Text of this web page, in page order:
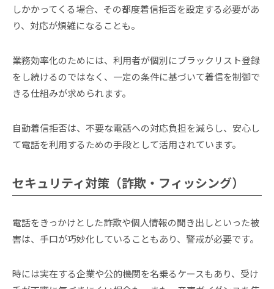
しかかってくる場合、その都度着信拒否を設定する必要があ
り、対応が煩雑になることも。
業務効率化のためには、利用者が個別にブラックリスト登録
をし続けるのではなく、一定の条件に基づいて着信を制御で
きる仕組みが求められます。
自動着信拒否は、不要な電話への対応負担を減らし、安心し
て電話を利用するための手段として活用されています。
セキュリティ対策（詐欺・フィッシング）
電話をきっかけとした詐欺や個人情報の聞き出しといった被
害は、手口が巧妙化していることもあり、警戒が必要です。
時には実在する企業や公的機関を名乗るケースもあり、受け